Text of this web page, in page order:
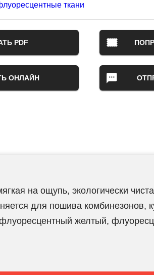
ткани
PDF
ОНЛАЙН
на ощупь, экологически
для пошива комбинезонов,
желтый,